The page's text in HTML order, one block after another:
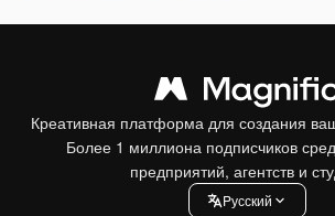
Креативная платформа для создания
Более 1 миллиона подписчиков
предприятий, агентств и
Pусский